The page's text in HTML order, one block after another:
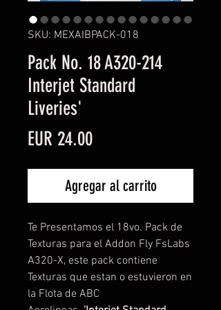
SKU: MEXAIBPACK-018
Pack No. 18 A320-214
Interjet Standard
Liveries'
EUR 24.00Precio
Agregar al carrito
Te Presentamos el 18vo. Pack de
Texturas para el Addon Fly FsLabs
A320-X, este pack contiene
Texturas que estan o estuvieron en
la Flota de ABC